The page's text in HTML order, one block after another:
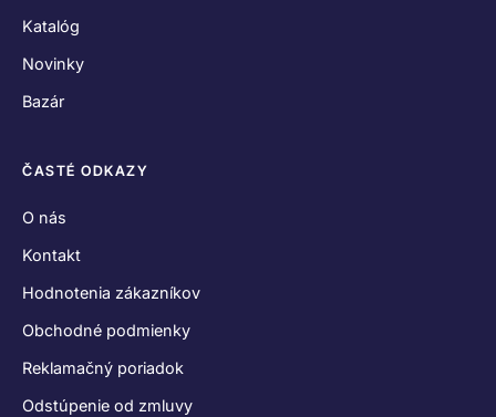
Katalóg
Novinky
Bazár
ČASTÉ ODKAZY
O nás
Kontakt
Hodnotenia zákazníkov
Obchodné podmienky
Reklamačný poriadok
Odstúpenie od zmluvy